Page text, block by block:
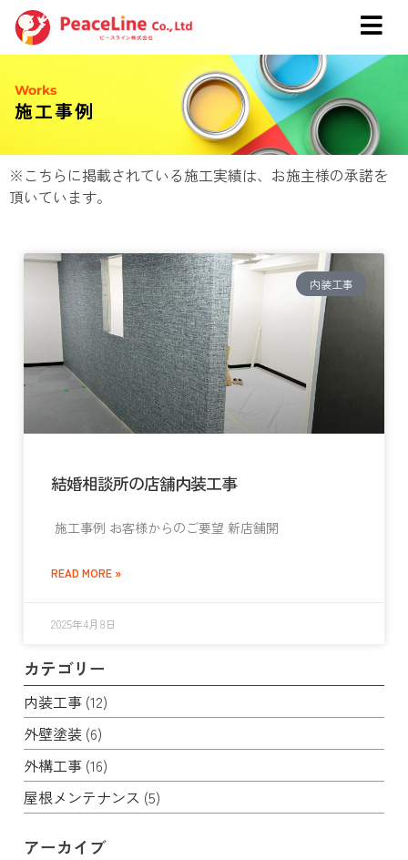
Works
施工事例
※こちらに掲載されている施工実績は、お施主様の承諾を
頂いています。
内装工事
結婚相談所の店舗内装工事
施工事例 お客様からのご要望 新店舗開
READ MORE »
2025年4月8日
カテゴリー
内装工事 (12)
外壁塗装 (6)
外構工事 (16)
屋根メンテナンス (5)
アーカイブ